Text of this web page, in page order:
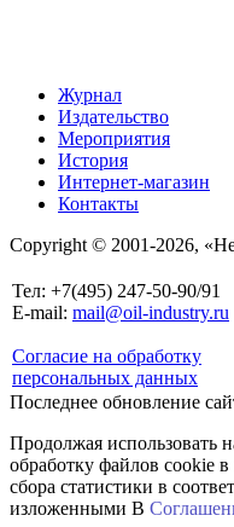
Журнал
Издательство
Мероприятия
История
Интернет-магазин
Контакты
Copyright © 2001-2026,
Тел: +7(495) 247-50-90/91
E-mail: mail@oil-industry.ru
Согласие на обработку
персональных данных
Последнее обновление
Продолжая использовать
обработку файлов cookie
сбора статистики в
изложенными В